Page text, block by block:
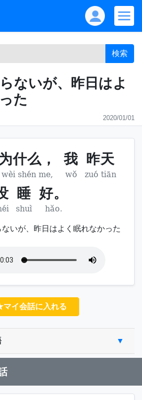
検索
ないが、昨日はよ
た
2020/01/01
为什么， 我 昨天
wèi shén me, wǒ zuó tiān
睡 好。
shuì hǎo.
いが、昨日はよく眠れなかった
イ会話に入れる